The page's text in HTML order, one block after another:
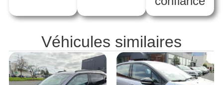
Véhicules similaires